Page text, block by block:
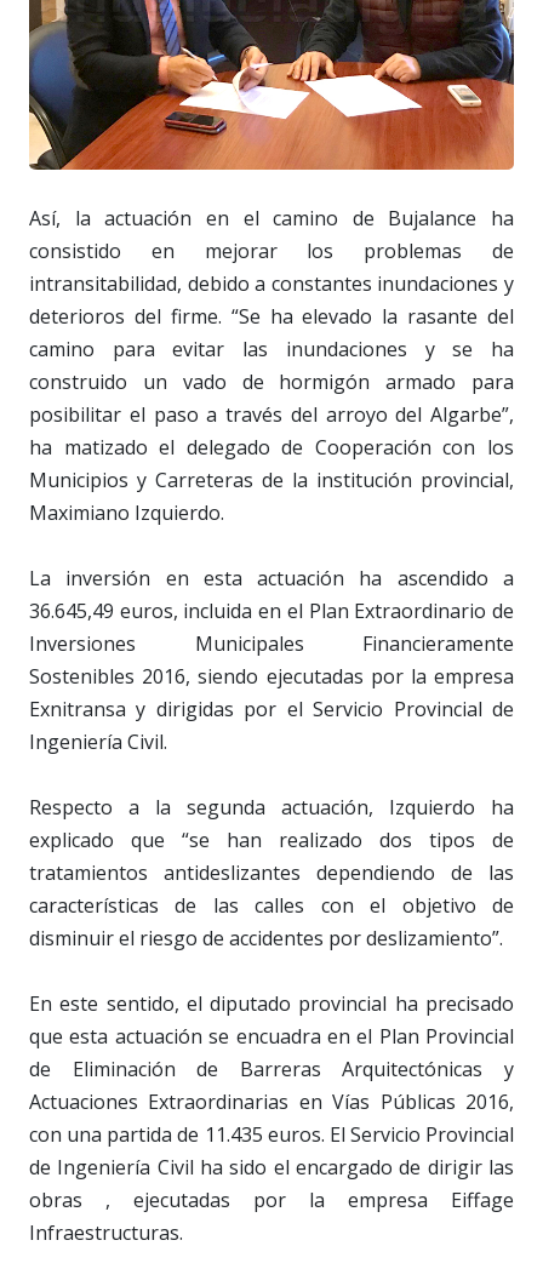
Así, la actuación en el camino de Bujalance ha
consistido en mejorar los problemas de
intransitabilidad, debido a constantes inundaciones y
deterioros del firme. “Se ha elevado la rasante del
camino para evitar las inundaciones y se ha
construido un vado de hormigón armado para
posibilitar el paso a través del arroyo del Algarbe”,
ha matizado el delegado de Cooperación con los
Municipios y Carreteras de la institución provincial,
Maximiano Izquierdo.
La inversión en esta actuación ha ascendido a
36.645,49 euros, incluida en el Plan Extraordinario de
Inversiones Municipales Financieramente
Sostenibles 2016, siendo ejecutadas por la empresa
Exnitransa y dirigidas por el Servicio Provincial de
Ingeniería Civil.
Respecto a la segunda actuación, Izquierdo ha
explicado que “se han realizado dos tipos de
tratamientos antideslizantes dependiendo de las
características de las calles con el objetivo de
disminuir el riesgo de accidentes por deslizamiento”.
En este sentido, el diputado provincial ha precisado
que esta actuación se encuadra en el Plan Provincial
de Eliminación de Barreras Arquitectónicas y
Actuaciones Extraordinarias en Vías Públicas 2016,
con una partida de 11.435 euros. El Servicio Provincial
de Ingeniería Civil ha sido el encargado de dirigir las
obras , ejecutadas por la empresa Eiffage
Infraestructuras.